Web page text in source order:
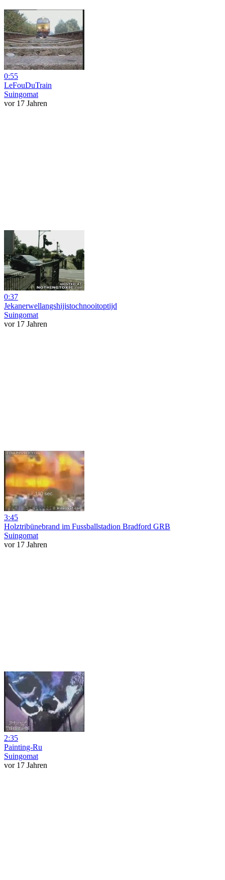
0:55
LeFouDuTrain
Suingomat
vor 17 Jahren
0:37
Jekanerwellangshijistochnooitoptijd
Suingomat
vor 17 Jahren
3:45
Holztribünebrand im Fussballstadion Bradford GRB
Suingomat
vor 17 Jahren
2:35
Painting-Ru
Suingomat
vor 17 Jahren